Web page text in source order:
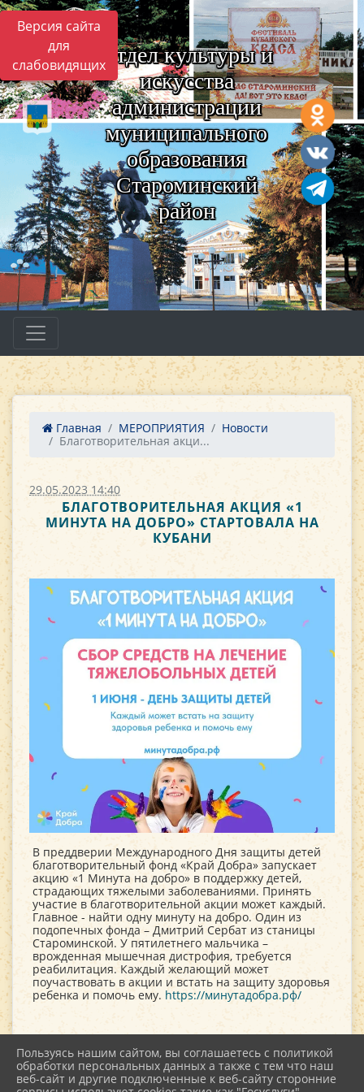
Версия сайта
для
слабовидящих Отдел культуры и
искусства
администрации
муниципального
образования
Староминский
район
Главная МЕРОПРИЯТИЯ
Новости
Благотворительная акци...
29.05.2023 14:40
БЛАГОТВОРИТЕЛЬНАЯ АКЦИЯ «1
МИНУТА НА ДОБРО» СТАРТОВАЛА НА
КУБАНИ
В преддверии Международного Дня защиты детей
благотворительный фонд «Край Добра» запускает
акцию «1 Минута на добро» в поддержку детей,
страдающих тяжелыми заболеваниями. Принять
участие в благотворительной акции может каждый.
Главное - найти одну минуту на добро. Один из
подопечных фонда – Дмитрий Сербат из станицы
Староминской. У пятилетнего мальчика –
врожденная мышечная дистрофия, требуется
реабилитация. Каждый желающий может
поучаствовать в акции и встать на защиту здоровья
ребенка и помочь ему. https://минутадобра.рф/
2026 г. kultstar.ru
Пользуясь нашим сайтом, вы соглашаетесь с политикой
обработки персональных данных а также с тем что наш
веб-сайт и другие подключенные к веб-сайту сторонние